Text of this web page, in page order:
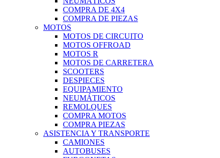
COMPRA DE 4X4
COMPRA DE PIEZAS
MOTOS
MOTOS DE CIRCUITO
MOTOS OFFROAD
MOTOS R
MOTOS DE CARRETERA
SCOOTERS
DESPIECES
EQUIPAMIENTO
NEUMÁTICOS
REMOLQUES
COMPRA MOTOS
COMPRA PIEZAS
ASISTENCIA Y TRANSPORTE
CAMIONES
AUTOBUSES